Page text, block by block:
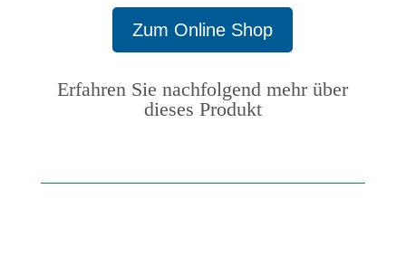
Zum Online Shop
Erfahren Sie nachfolgend mehr über
dieses Produkt